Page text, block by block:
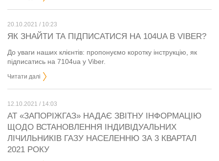
20.10.2021 / 10:23
ЯК ЗНАЙТИ ТА ПІДПИСАТИСЯ НА 104UA В VIBER?
До уваги наших клієнтів: пропонуємо коротку інструкцію, як
підписатись на 7104ua у Viber.
Читати далі
12.10.2021 / 14:03
АТ «ЗАПОРІЖГАЗ» НАДАЄ ЗВІТНУ ІНФОРМАЦІЮ
ЩОДО ВСТАНОВЛЕННЯ ІНДИВІДУАЛЬНИХ
ЛІЧИЛЬНИКІВ ГАЗУ НАСЕЛЕННЮ ЗА 3 КВАРТАЛ
2021 РОКУ